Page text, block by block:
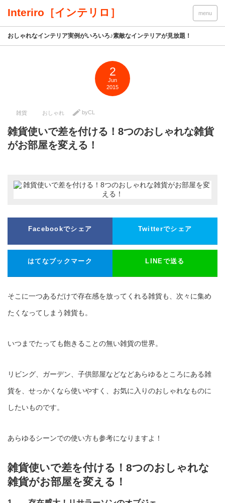
Interiro［インテリロ］ menu
おしゃれなインテリア実例がいろいろ♪素敵なインテリアが見放題！
2
Jun
2015
雑貨 おしゃれ byCL
雑貨使いで差を付ける！8つのおしゃれな雑貨
がお部屋を変える！
Facebookでシェア Twitterでシェア
はてなブックマーク LINEで送る
そこに一つあるだけで存在感を放ってくれる雑貨も、次々に集め
たくなってしまう雑貨も。
いつまでたっても飽きることの無い雑貨の世界。
リビング、ガーデン、子供部屋などなどあらゆるところにある雑
貨を、せっかくなら使いやすく、お気に入りのおしゃれなものに
したいものです。
あらゆるシーンでの使い方も参考になりますよ！
雑貨使いで差を付ける！8つのおしゃれな
雑貨がお部屋を変える！